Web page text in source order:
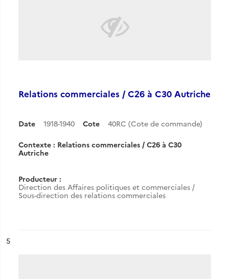
Relations commerciales / C26 à C30 Autriche
Date 1918-1940 Cote 40RC (Cote de commande)
Contexte : Relations commerciales / C26 à C30
Autriche
Producteur :
Direction des Affaires politiques et commerciales /
Sous-direction des relations commerciales
n°
5